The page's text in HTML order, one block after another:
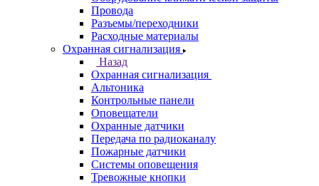
Провода
Разъемы/переходники
Расходные материалы
Охранная сигнализация
Назад
Охранная сигнализация
Альтоника
Контрольные панели
Оповещатели
Охранные датчики
Передача по радиоканалу
Пожарные датчики
Системы оповещения
Тревожные кнопки